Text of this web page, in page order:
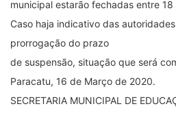
municipal estarão fechadas entre
Caso haja indicativo das
prorrogação do prazo
de suspensão, situação que será
Paracatu, 16 de Março de 2020.
SECRETARIA MUNICIPAL DE